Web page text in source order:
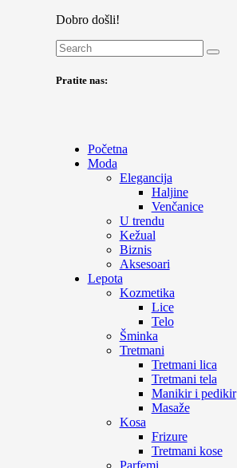
Dobro došli!
Pratite nas:
Početna
Moda
Elegancija
Haljine
Venčanice
U trendu
Kežual
Biznis
Aksesoari
Lepota
Kozmetika
Lice
Telo
Šminka
Tretmani
Tretmani lica
Tretmani tela
Manikir i pedikir
Masaže
Kosa
Frizure
Tretmani kose